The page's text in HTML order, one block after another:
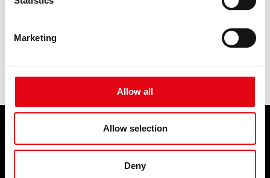
Marketing
Allow all
Allow selection
Deny
PRODUKTY
SERWIS